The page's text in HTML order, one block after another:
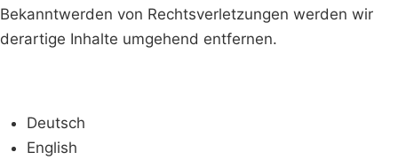
Bekanntwerden von Rechtsverletzungen werden wir
derartige Inhalte umgehend entfernen.
Deutsch
English